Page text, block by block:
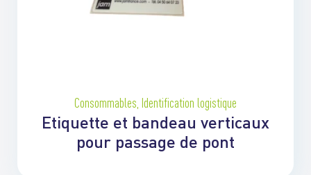
Consommables Identification logistique
Etiquette et bandeau verticaux
pour passage de pont